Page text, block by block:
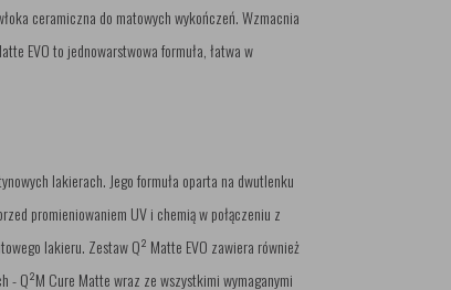
ceramiczna do matowych wykończeń. Wzmacnia
EVO to jednowarstwowa formuła, łatwa w
lakierach. Jego formuła oparta na dwutlenku
promieniowaniem UV i chemią w połączeniu z
lakieru. Zestaw Q² Matte EVO zawiera również
- Q²M Cure Matte wraz ze wszystkimi wymaganymi